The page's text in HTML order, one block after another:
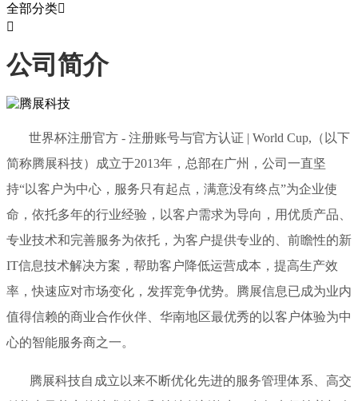
全部分类

公司简介
世界杯注册官方 - 注册账号与官方认证 | World Cup,（以下
简称腾展科技）成立于2013年，总部在广州，公司一直坚
持“以客户为中心，服务只有起点，满意没有终点”为企业使
命，依托多年的行业经验，以客户需求为导向，用优质产品、
专业技术和完善服务为依托，为客户提供专业的、前瞻性的新
IT信息技术解决方案，帮助客户降低运营成本，提高生产效
率，快速应对市场变化，发挥竞争优势。腾展信息已成为业内
值得信赖的商业合作伙伴、华南地区最优秀的以客户体验为中
心的智能服务商之一。
腾展科技自成立以来不断优化先进的服务管理体系、高交